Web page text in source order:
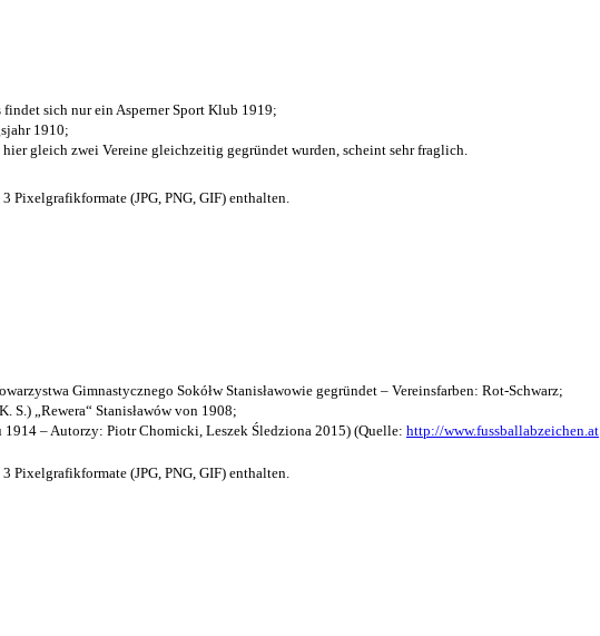
sich nur ein Asperner Sport Klub 1919;
1910;
gleich zwei Vereine gleichzeitig gegründet wurden, scheint sehr fraglich.
Pixelgrafikformate (JPG, PNG, GIF) enthalten.
Gimnastycznego Sokółw Stanisławowie gegründet – Vereinsfarben: Rot-Schwarz;
S.) „Rewera“ Stanisławów von 1908;
– Autorzy: Piotr Chomicki, Leszek Śledziona 2015) (Quelle: http://www.fussballabzeichen.at
Pixelgrafikformate (JPG, PNG, GIF) enthalten.